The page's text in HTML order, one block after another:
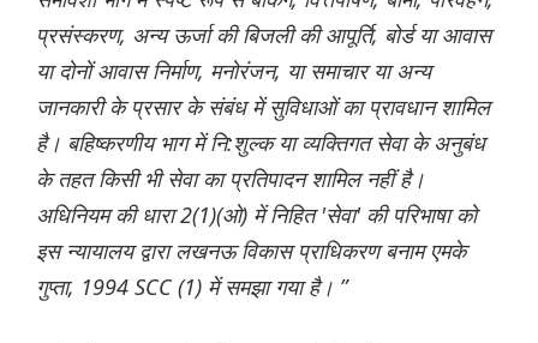
प्रसंस्करण, अन्य ऊर्जा की बिजली की आपूर्ति, बोर्ड या आवास
या दोनों आवास निर्माण, मनोरंजन, या समाचार या अन्य
जानकारी के प्रसार के संबंध में सुविधाओं का प्रावधान शामिल
है। बहिष्करणीय भाग में नि:शुल्क या व्यक्तिगत सेवा के अनुबंध
के तहत किसी भी सेवा का प्रतिपादन शामिल नहीं है।
अधिनियम की धारा 2(1)(ओ) में निहित 'सेवा' की परिभाषा को
इस न्यायालय द्वारा लखनऊ विकास प्राधिकरण बनाम एमके
गुप्ता, 1994 SCC (1) में समझा गया है। ”